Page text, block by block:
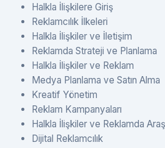
Halkla İlişkilere Giriş
Reklamcılık İlkeleri
Halkla İlişkiler ve İletişim
Reklamda Strateji ve Planlama
Halkla İlişkiler ve Reklam
Medya Planlama ve Satın Alma
Kreatif Yönetim
Reklam Kampanyaları
Halkla İlişkiler ve Reklamda
Dijital Reklamcılık